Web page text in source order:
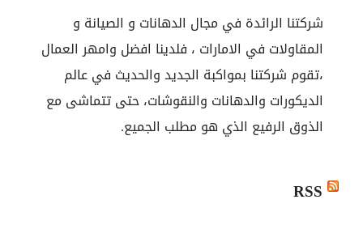
شركتنا الرائدة في مجال الدهانات و الصيانة و
المقاولات في الامارات ، فلدينا افضل وامهر العمال
،تقوم شركتنا بمواكبة الجديد والحديث في عالم
الديكورات والدهانات والنقوشات، حتى تتماشى مع
الذوق الرفيع الذي هو مطلب الجميع.
RSS